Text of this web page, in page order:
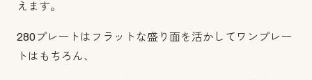
えます。
280プレートはフラットな盛り面を活かしてワンプレー
トはもちろん、